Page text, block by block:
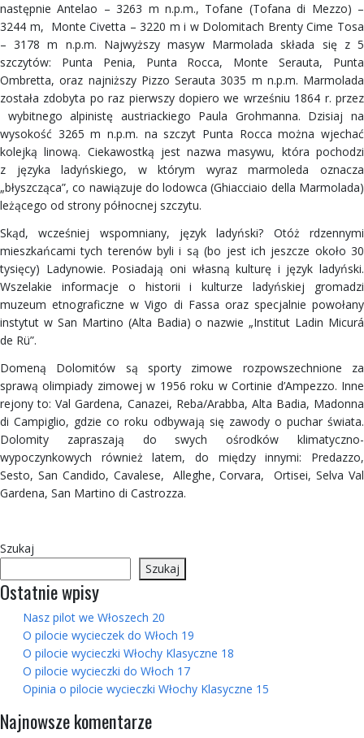
następnie Antelao – 3263 m n.p.m., Tofane (Tofana di Mezzo) –
3244 m, Monte Civetta – 3220 m i w Dolomitach Brenty Cime Tosa
– 3178 m n.p.m. Najwyższy masyw Marmolada składa się z 5
szczytów: Punta Penia, Punta Rocca, Monte Serauta, Punta
Ombretta, oraz najniższy Pizzo Serauta 3035 m n.p.m. Marmolada
została zdobyta po raz pierwszy dopiero we wrześniu 1864 r. przez
wybitnego alpinistę austriackiego Paula Grohmanna. Dzisiaj na
wysokość 3265 m n.p.m. na szczyt Punta Rocca można wjechać
kolejką linową. Ciekawostką jest nazwa masywu, która pochodzi
z języka ladyńskiego, w którym wyraz marmoleda oznacza
„błyszcząca”, co nawiązuje do lodowca (Ghiacciaio della Marmolada)
leżącego od strony północnej szczytu.
Skąd, wcześniej wspomniany, język ladyński? Otóż rdzennymi
mieszkańcami tych terenów byli i są (bo jest ich jeszcze około 30
tysięcy) Ladynowie. Posiadają oni własną kulturę i język ladyński.
Wszelakie informacje o historii i kulturze ladyńskiej gromadzi
muzeum etnograficzne w Vigo di Fassa oraz specjalnie powołany
instytut w San Martino (Alta Badia) o nazwie „Institut Ladin Micurá
de Rü”.
Domeną Dolomitów są sporty zimowe rozpowszechnione za
sprawą olimpiady zimowej w 1956 roku w Cortinie d’Ampezzo. Inne
rejony to: Val Gardena, Canazei, Reba/Arabba, Alta Badia, Madonna
di Campiglio, gdzie co roku odbywają się zawody o puchar świata.
Dolomity zapraszają do swych ośrodków klimatyczno-
wypoczynkowych również latem, do między innymi: Predazzo,
Sesto, San Candido, Cavalese, Alleghe, Corvara, Ortisei, Selva Val
Gardena, San Martino di Castrozza.
Szukaj
Szukaj
Ostatnie wpisy
Nasz pilot we Włoszech 20
O pilocie wycieczek do Włoch 19
O pilocie wycieczki Włochy Klasyczne 18
O pilocie wycieczki do Włoch 17
Opinia o pilocie wycieczki Włochy Klasyczne 15
Najnowsze komentarze